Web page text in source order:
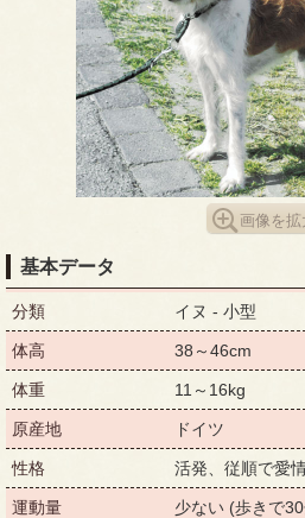
画像を拡
基本データ
分類 イヌ - 小型
体高 38～46cm
体重 11～16kg
原産地 ドイツ
性格 活発、従順で愛
運動量 少ない (歩きで